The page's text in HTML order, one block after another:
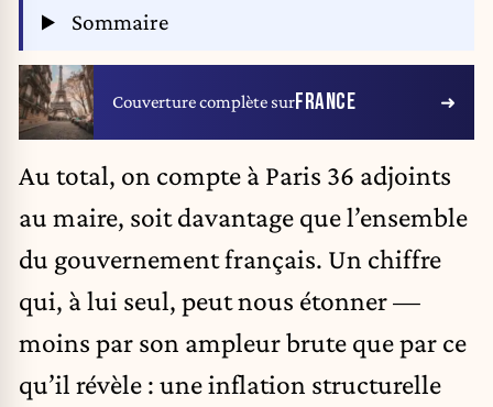
Sommaire
Couverture complète surFRANCE
Au total, on compte à Paris 36 adjoints
au maire, soit davantage que l’ensemble
du gouvernement français. Un chiffre
qui, à lui seul, peut nous étonner —
moins par son ampleur brute que par ce
qu’il révèle : une inflation structurelle